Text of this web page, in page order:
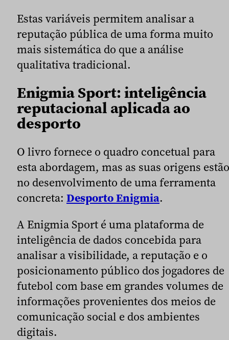
Estas variáveis permitem analisar a
reputação pública de uma forma muito
mais sistemática do que a análise
qualitativa tradicional.
Enigmia Sport: inteligência
reputacional aplicada ao
desporto
O livro fornece o quadro concetual para
esta abordagem, mas as suas origens estão
no desenvolvimento de uma ferramenta
concreta: Desporto Enigmia.
A Enigmia Sport é uma plataforma de
inteligência de dados concebida para
analisar a visibilidade, a reputação e o
posicionamento público dos jogadores de
futebol com base em grandes volumes de
informações provenientes dos meios de
comunicação social e dos ambientes
digitais.